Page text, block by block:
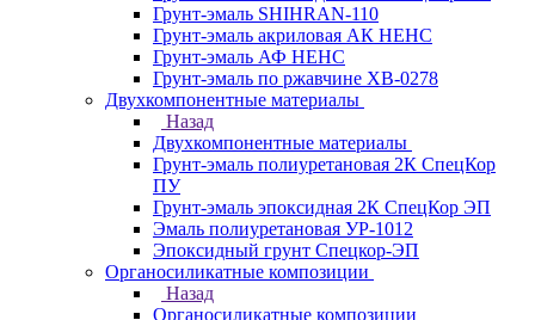
Грунт-эмаль SHIHRAN-110
Грунт-эмаль акриловая АК НЕНС
Грунт-эмаль АФ НЕНС
Грунт-эмаль по ржавчине ХВ-0278
Двухкомпонентные материалы
Назад
Двухкомпонентные материалы
Грунт-эмаль полиуретановая 2К СпецКор
ПУ
Грунт-эмаль эпоксидная 2К СпецКор ЭП
Эмаль полиуретановая УР-1012
Эпоксидный грунт Спецкор-ЭП
Органосиликатные композиции
Назад
Органосиликатные композиции